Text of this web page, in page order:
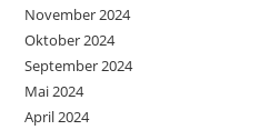
November 2024
Oktober 2024
September 2024
Mai 2024
April 2024